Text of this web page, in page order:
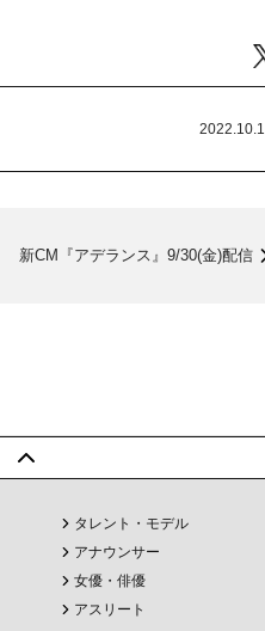
2022.10.1
新CM『アデランス』9/30(金)配信
タレント・モデル
アナウンサー
女優・俳優
アスリート